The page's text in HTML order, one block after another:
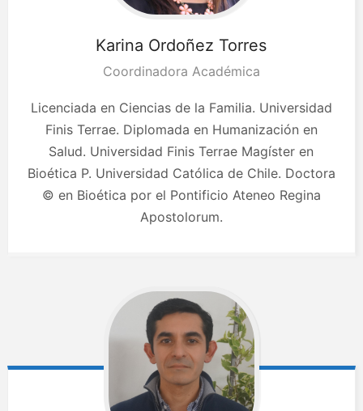
Karina Ordoñez Torres
Coordinadora Académica
Licenciada en Ciencias de la Familia. Universidad
Finis Terrae. Diplomada en Humanización en
Salud. Universidad Finis Terrae Magíster en
Bioética P. Universidad Católica de Chile. Doctora
© en Bioética por el Pontificio Ateneo Regina
Apostolorum.